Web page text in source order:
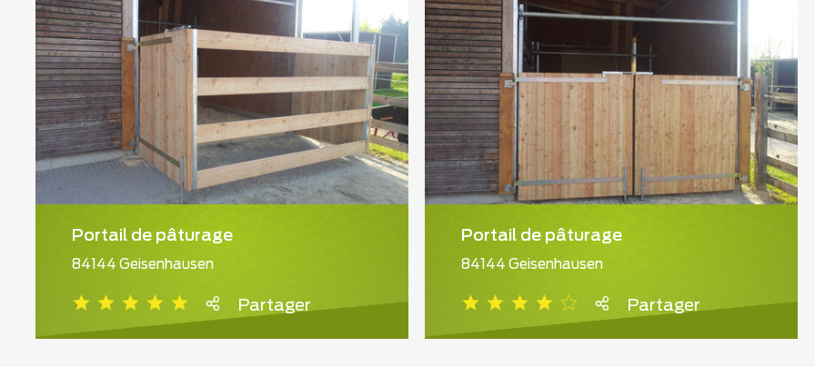
Portail de pâturage
84144 Geisenhausen
Partager
Portail de pâturage
84144 Geisenhausen
Partager